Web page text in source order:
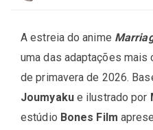
A estreia do anime
uma das adaptações mais
de primavera de 2026.
Joumyakue ilustrado por
estúdio Bones Film